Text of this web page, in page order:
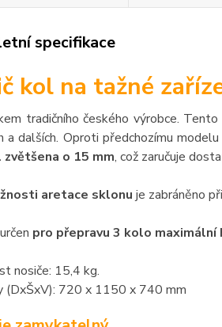
specifikace
kol na tažné
tradičního českého výrobce.
a dalších. Oproti předchozímu
o 15 mm, což zaručuje
aretace sklonu je zabráněno
pro přepravu 3 kolo
nosiče: 15,4 kg.
(DxŠxV): 720 x 1150 x 740 mm